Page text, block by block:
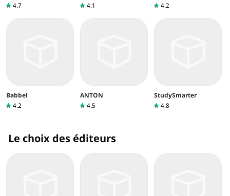
4.7
4.1
4.2
Babbel
4.2
ANTON
4.5
StudySmarter
4.8
Le choix des éditeurs